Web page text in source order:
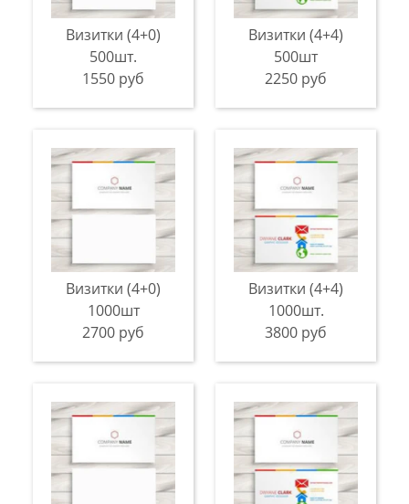
Визитки (4+0)
500шт.
1550 руб
Визитки (4+4)
500шт
2250 руб
Визитки (4+0)
1000шт
2700 руб
Визитки (4+4)
1000шт.
3800 руб